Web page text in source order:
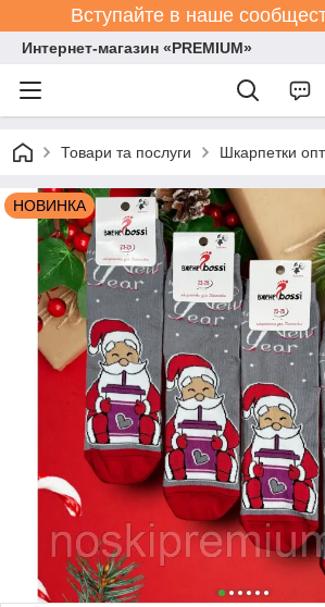
Вступайте в наше
Интернет-магазин «PREMIUM»
Товари та послуги Шкарпетки
НОВИНКА